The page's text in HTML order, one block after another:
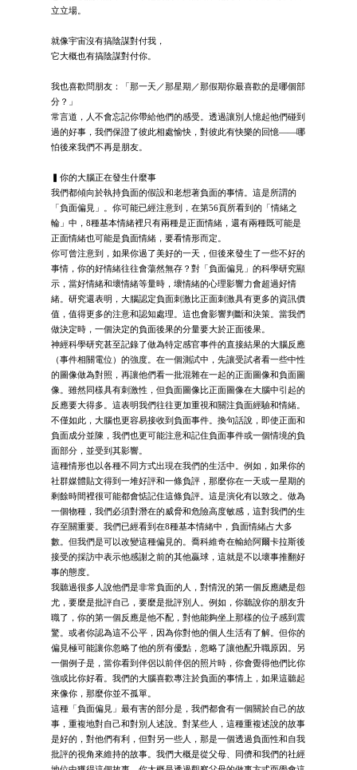
立立場。
就像宇宙沒有搞陰謀對付我，
它大概也有搞陰謀對付你。
我也喜歡問朋友：「那一天／那星期／那假期你最喜歡的是哪個部
分？」
常言道，人不會忘記你帶給他們的感受。透過讓別人憶起他們碰到
過的好事，我們保證了彼此相處愉快，對彼此有快樂的回憶——哪
怕後來我們不再是朋友。
▍你的大腦正在發生什麼事
我們都傾向於執持負面的假設和老想著負面的事情。這是所謂的
「負面偏見」。你可能已經注意到，在第56頁所看到的「情緒之
輪」中，8種基本情緒裡只有兩種是正面情緒，還有兩種既可能是
正面情緒也可能是負面情緒，要看情形而定。
你可曾注意到，如果你過了美好的一天，但後來發生了一些不好的
事情，你的好情緒往往會蕩然無存？對「負面偏見」的科學研究顯
示，當好情緒和壞情緒等量時，壞情緒的心理影響力會超過好情
緒。研究還表明，大腦認定負面刺激比正面刺激具有更多的資訊價
值，值得更多的注意和認知處理。這也會影響判斷和決策。當我們
做決定時，一個決定的負面後果的分量要大於正面後果。
神經科學研究甚至記錄了做為特定感官事件的直接結果的大腦反應
（事件相關電位）的強度。在一個測試中，先讓受試者看一些中性
的圖像做為對照，再讓他們看一批混雜在一起的正面圖像和負面圖
像。雖然同樣具有刺激性，但負面圖像比正面圖像在大腦中引起的
反應要大得多。這表明我們往往更加重視和關注負面經驗和情緒。
不僅如此，大腦也更容易接收到負面事件。換句話說，即使正面和
負面成分並陳，我們也更可能注意和記住負面事件或一個情境的負
面部分，並受到其影響。
這種情形也以各種不同方式出現在我們的生活中。例如，如果你的
社群媒體貼文得到一堆好評和一條負評，那麼你在一天或一星期的
剩餘時間裡很可能都會惦記住這條負評。這是演化有以致之。做為
一個物種，我們必須對潛在的威脅和危險高度敏感，這對我們的生
存至關重要。我們已經看到在8種基本情緒中，負面情緒占大多
數。但我們是可以改變這種偏見的。喬科維奇在輸給阿爾卡拉斯後
接受的採訪中表示他感謝之前的其他贏球，這就是不以壞事推翻好
事的態度。
我聽過很多人說他們是非常負面的人，對情況的第一個反應總是怨
尤，要麼是批評自己，要麼是批評別人。例如，你聽說你的朋友升
職了，你的第一個反應是他不配，對他能夠坐上那樣的位子感到震
驚。或者你認為這不公平，因為你對他的個人生活有了解。但你的
偏見極可能讓你忽略了他的所有優點，忽略了讓他配升職原因。另
一個例子是，當你看到伴侶以前伴侶的照片時，你會覺得他們比你
強或比你好看。我們的大腦喜歡專注於負面的事情上，如果這聽起
來像你，那麼你並不孤單。
這種「負面偏見」最有害的部分是，我們都會有一個關於自己的故
事，重複地對自己和對別人述說。對某些人，這種重複述說的故事
是好的，對他們有利，但對另一些人，那是一個透過負面性和自我
批評的視角來維持的故事。我們大概是從父母、同儕和我們的社經